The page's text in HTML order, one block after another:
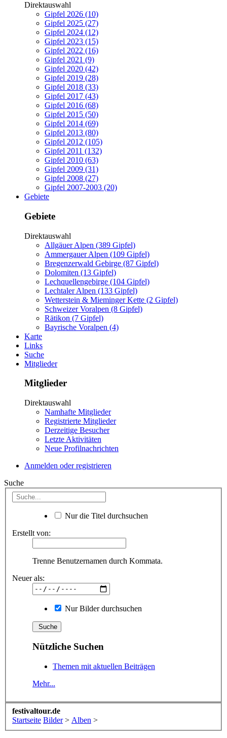
Direktauswahl
Gipfel 2026 (10)
Gipfel 2025 (27)
Gipfel 2024 (12)
Gipfel 2023 (15)
Gipfel 2022 (16)
Gipfel 2021 (9)
Gipfel 2020 (42)
Gipfel 2019 (28)
Gipfel 2018 (33)
Gipfel 2017 (43)
Gipfel 2016 (68)
Gipfel 2015 (50)
Gipfel 2014 (69)
Gipfel 2013 (80)
Gipfel 2012 (105)
Gipfel 2011 (132)
Gipfel 2010 (63)
Gipfel 2009 (31)
Gipfel 2008 (27)
Gipfel 2007-2003 (20)
Gebiete
Gebiete
Direktauswahl
Allgäuer Alpen (389 Gipfel)
Ammergauer Alpen (109 Gipfel)
Bregenzerwald Gebirge (87 Gipfel)
Dolomiten (13 Gipfel)
Lechquellengebirge (104 Gipfel)
Lechtaler Alpen (133 Gipfel)
Wetterstein & Mieminger Kette (2 Gipfel)
Schweizer Voralpen (8 Gipfel)
Rätikon (7 Gipfel)
Bayrische Voralpen (4)
Karte
Links
Suche
Mitglieder
Mitglieder
Direktauswahl
Namhafte Mitglieder
Registrierte Mitglieder
Derzeitige Besucher
Letzte Aktivitäten
Neue Profilnachrichten
Anmelden oder registrieren
Suche
Nur die Titel durchsuchen
Erstellt von:
Trenne Benutzernamen durch Kommata.
Neuer als:
Nur Bilder durchsuchen
Nützliche Suchen
Themen mit aktuellen Beiträgen
Mehr...
festivaltour.de
Startseite Bilder > Alben >